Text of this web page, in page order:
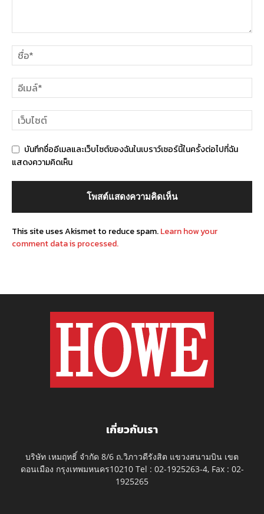
บันทึกชื่ออีเมลและเว็บไซต์ของฉันในเบราว์เซอร์นี้ในครั้งต่อไปที่ฉัน
แสดงความคิดเห็น
This site uses Akismet to reduce spam.Learn how your
comment data is processed.
เกี่ยวกับเรา
บริษัท เหมฤทธิ์ จำกัด 8/6 ถ.วิภาวดีรังสิต แขวงสนามบิน เขต
ดอนเมือง กรุงเทพมหนคร10210 Tel : 02-1925263-4, Fax : 02-
1925265